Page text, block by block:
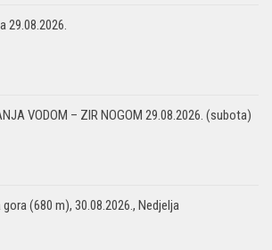
29.08.2026.
VODOM – ZIR NOGOM 29.08.2026. (subota)
gora (680 m), 30.08.2026., Nedjelja